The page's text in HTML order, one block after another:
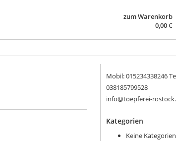
zum Warenkorb
0,00€
Mobil: 015234338246
038185799528
info@toepferei-
Kategorien
Keine Kategorien